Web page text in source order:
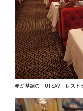
赤が基調の「UTSAV」レスト